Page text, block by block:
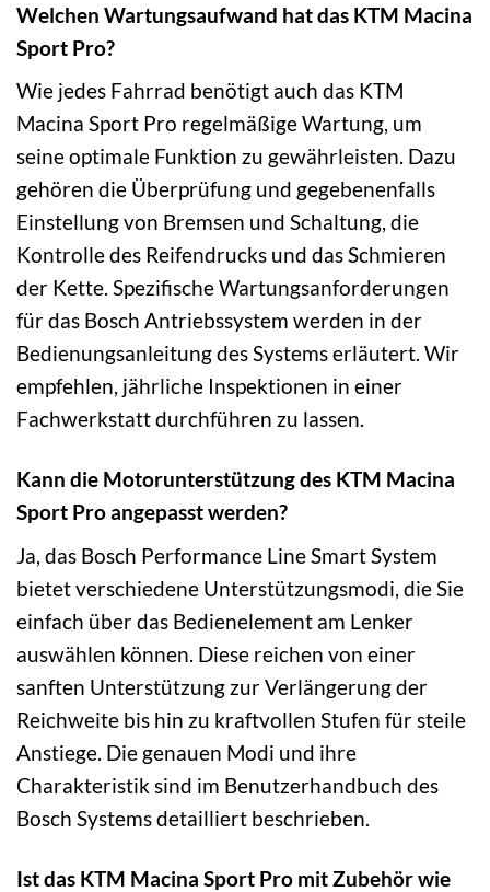
Welchen Wartungsaufwand hat das KTM Macina
Sport Pro?
Wie jedes Fahrrad benötigt auch das KTM
Macina Sport Pro regelmäßige Wartung, um
seine optimale Funktion zu gewährleisten. Dazu
gehören die Überprüfung und gegebenenfalls
Einstellung von Bremsen und Schaltung, die
Kontrolle des Reifendrucks und das Schmieren
der Kette. Spezifische Wartungsanforderungen
für das Bosch Antriebssystem werden in der
Bedienungsanleitung des Systems erläutert. Wir
empfehlen, jährliche Inspektionen in einer
Fachwerkstatt durchführen zu lassen.
Kann die Motorunterstützung des KTM Macina
Sport Pro angepasst werden?
Ja, das Bosch Performance Line Smart System
bietet verschiedene Unterstützungsmodi, die Sie
einfach über das Bedienelement am Lenker
auswählen können. Diese reichen von einer
sanften Unterstützung zur Verlängerung der
Reichweite bis hin zu kraftvollen Stufen für steile
Anstiege. Die genauen Modi und ihre
Charakteristik sind im Benutzerhandbuch des
Bosch Systems detailliert beschrieben.
Ist das KTM Macina Sport Pro mit Zubehör wie